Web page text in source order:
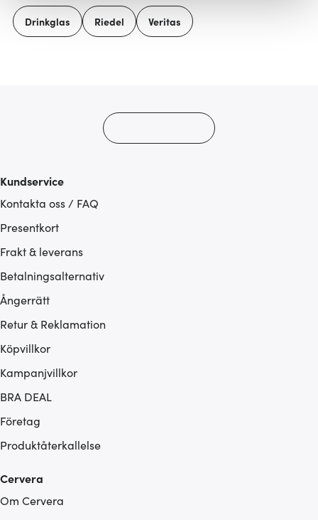
ska anpassas efter det som vi tror att du tycker om. Det
gör också att vi kan analysera vår trafik och göra
Drinkglas Riedel Veritas
Kundservice
Kontakta oss / FAQ
Presentkort
Frakt & leverans
Betalningsalternativ
Ångerrätt
Retur & Reklamation
Köpvillkor
Kampanjvillkor
BRA DEAL
Företag
Produktåterkallelse
Cervera
Om Cervera